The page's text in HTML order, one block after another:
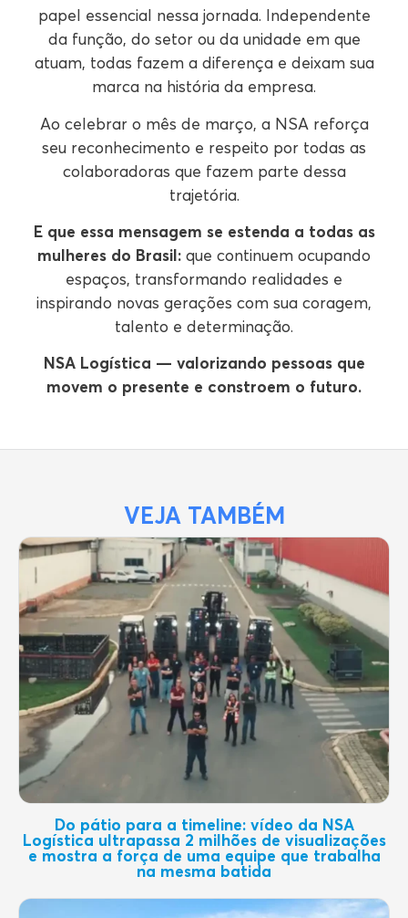
papel essencial nessa jornada. Independente
da função, do setor ou da unidade em que
atuam, todas fazem a diferença e deixam sua
marca na história da empresa.
Ao celebrar o mês de março, a NSA reforça
seu reconhecimento e respeito por todas as
colaboradoras que fazem parte dessa
trajetória.
E que essa mensagem se estenda a todas as
mulheres do Brasil: que continuem ocupando
espaços, transformando realidades e
inspirando novas gerações com sua coragem,
talento e determinação.
NSA Logística — valorizando pessoas que
movem o presente e constroem o futuro.
VEJA TAMBÉM
Do pátio para a timeline: vídeo da NSA
Logística ultrapassa 2 milhões de visualizações
e mostra a força de uma equipe que trabalha
na mesma batida